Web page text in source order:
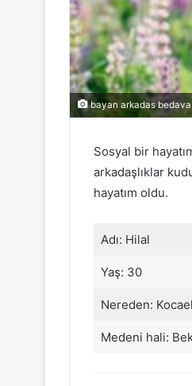
bayan arkadas
Sosyal bir
arkadaşlıklar
hayatım oldu.
Adı: Hilal
Yaş: 30
Nereden:
Medeni hali: